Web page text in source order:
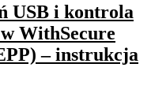
USB i kontrola
WithSecure
– instrukcja